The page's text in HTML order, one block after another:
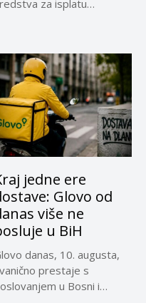
za isplatu
jedne ere
Glovo od
više ne
u BiH
danas, 10. augusta,
prestaje s
u Bosni i